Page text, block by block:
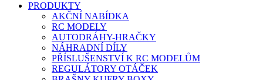
PRODUKTY
AKČNÍ NABÍDKA
RC MODELY
AUTODRÁHY-HRAČKY
NÁHRADNÍ DÍLY
PŘÍSLUŠENSTVÍ K RC MODELŮM
REGULÁTORY OTÁČEK